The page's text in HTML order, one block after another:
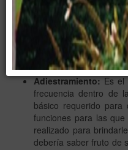
Educación. Es el
individuos. Al
conocimientos,
también implica una
donde las nuevas
ser de generaciones
Adiestramiento:Es el
frecuencia dentro de
básico requerido
funciones para las
realizado para
debería saber fruto de